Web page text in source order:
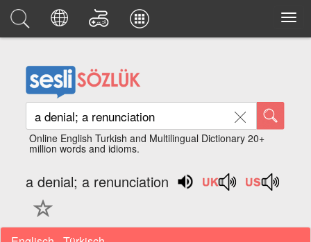
Online English Turkish and Multilingual Dictionary 20+
million words and idioms.
a denial; a renunciation